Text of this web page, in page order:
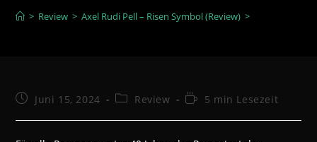
> Review > Axel Rudi Pell – Risen Symbol (Review) >
BeitragJuni 15, 2024
Beitrags-
Review Lesedauer:
5 min Lesezeit